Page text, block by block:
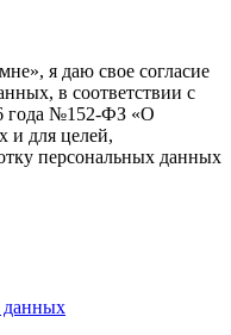
я даю свое согласие
в соответствии с
года №152-ФЗ «О
и для целей,
персональных данных
данных